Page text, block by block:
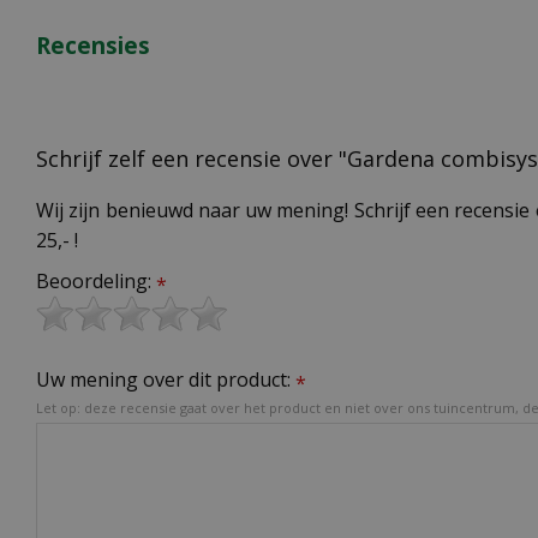
Recensies
Schrijf zelf een recensie over "Gardena
Wij zijn benieuwd naar uw mening! Schrijf een
25,- !
Beoordeling: *
Uw mening over dit product: *
Let op: deze recensie gaat over het product en niet over ons tuincentrum,